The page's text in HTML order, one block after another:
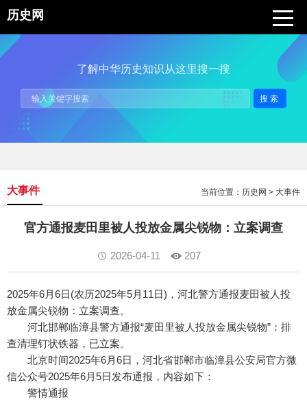
历史网
了解中华历史知识从这里搜一搜
搜索
当前位置： 历史网 > 大事件
大事件
官方通报麦田里被人投放金属尖锐物：立案调查
2026-04-11 207
2025年6月6日(农历2025年5月11日)，河北警方通报麦田被人投
放金属尖锐物：立案调查。
河北邯郸临漳县警方通报“麦田里被人投放金属尖锐物”：排
查清理钉状铁器，已立案。
北京时间2025年6月6日，河北省邯郸市临漳县公安局官方微
信公众号2025年6月5日发布通报，内容如下：
警情通报